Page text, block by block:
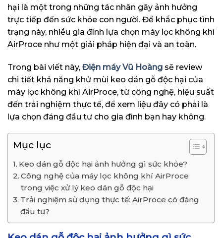
hại là một trong những tác nhân gây ảnh hưởng
trực tiếp đến sức khỏe con người. Để khắc phục tình
trạng này, nhiều gia đình lựa chọn máy lọc không khí
AirProce như một giải pháp hiện đại và an toàn.
Trong bài viết này, Điện máy Vũ Hoàng sẽ review
chi tiết khả năng khử mùi keo dán gỗ độc hại của
máy lọc không khí AirProce, từ công nghệ, hiệu suất
đến trải nghiệm thực tế, để xem liệu đây có phải là
lựa chọn đáng đầu tư cho gia đình bạn hay không.
Mục lục
Keo dán gỗ độc hại ảnh hưởng gì sức khỏe?
Công nghệ của máy lọc không khí AirProce
trong việc xử lý keo dán gỗ độc hại
Trải nghiệm sử dụng thực tế: AirProce có đáng
đầu tư?